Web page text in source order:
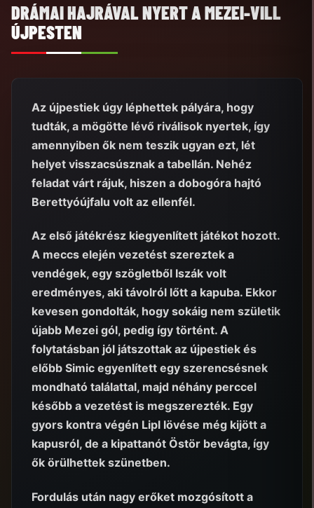
DRÁMAI HAJRÁVAL NYERT A MEZEI-VILL
ÚJPESTEN
Az újpestiek úgy léphettek pályára, hogy
tudták, a mögötte lévő riválisok nyertek, így
amennyiben ők nem teszik ugyan ezt, lét
helyet visszacsúsznak a tabellán. Nehéz
feladat várt rájuk, hiszen a dobogóra hajtó
Berettyóújfalu volt az ellenfél.
Az első játékrész kiegyenlített játékot hozott.
A meccs elején vezetést szereztek a
vendégek, egy szögletből Iszák volt
eredményes, aki távolról lőtt a kapuba. Ekkor
kevesen gondolták, hogy sokáig nem születik
újabb Mezei gól, pedig így történt. A
folytatásban jól játszottak az újpestiek és
előbb Simic egyenlített egy szerencsésnek
mondható találattal, majd néhány perccel
később a vezetést is megszerezték. Egy
gyors kontra végén Lipl lövése még kijött a
kapusról, de a kipattanót Östör bevágta, így
ők örülhettek szünetben.
Fordulás után nagy erőket mozgósított a